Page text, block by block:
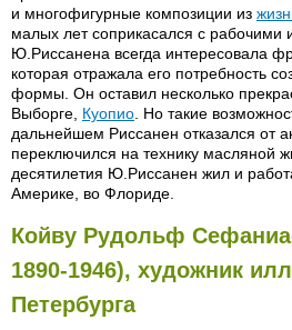
и многофигурные композиции из
малых лет соприкасался с рабочими
Ю.Риссанена всегда интересовала
которая отражала его потребность
формы. Он оставил несколько
Выборге, Куопио . Но такие
дальнейшем Риссанен отказался от
переключился на технику масляной
десятилетия Ю.Риссанен жил и
Америке, во Флориде.
Койву Рудольф
1890-1946), художник
Петербурга